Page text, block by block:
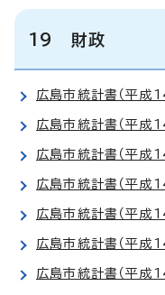
19 財政
広島市統計書（平
広島市統計書（平
広島市統計書（平
広島市統計書（平
広島市統計書（平
広島市統計書（平
広島市統計書（平